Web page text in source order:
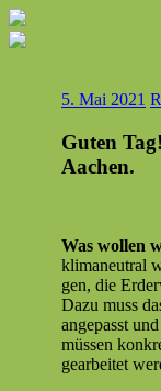
5. Mai 2021
Guten
Aachen.
Was wollen
kli­ma­neu­tral
gen, die
Dazu muss
angepasst
müssen
gear­beit­et